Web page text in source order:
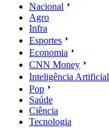
Nacional
Agro
Infra
Esportes
Economia
CNN Money
Inteligência Artificial
Pop
Saúde
Ciência
Tecnologia